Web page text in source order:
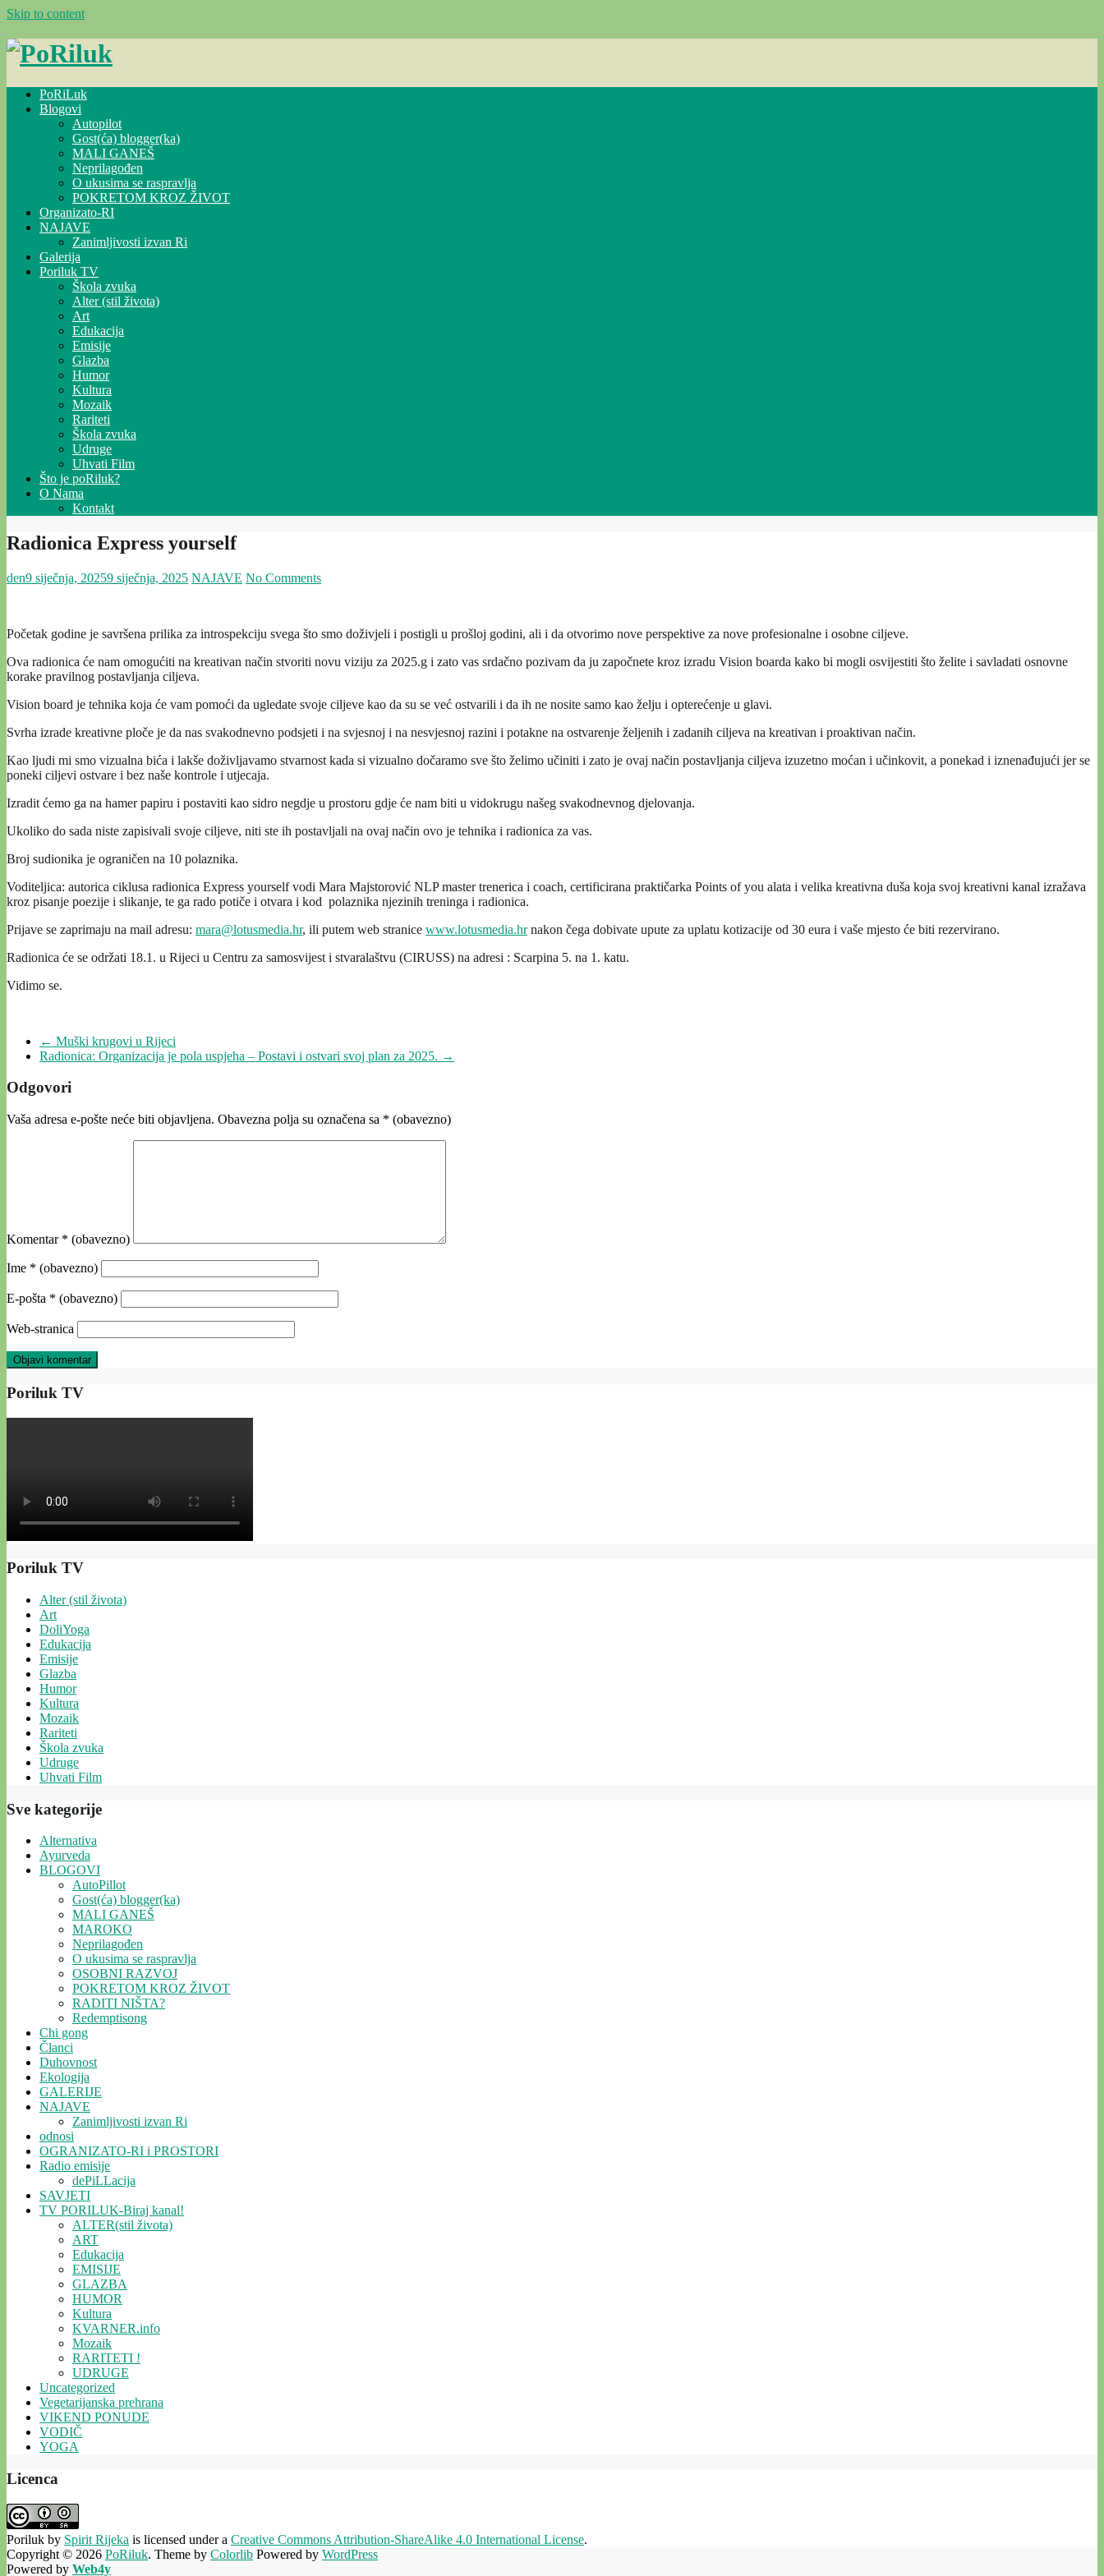
Skip to content
PoRiLuk
Blogovi
Autopilot
Gost(ća) blogger(ka)
MALI GANEŠ
Neprilagođen
O ukusima se raspravlja
POKRETOM KROZ ŽIVOT
Organizato-RI
NAJAVE
Zanimljivosti izvan Ri
Galerija
Poriluk TV
Škola zvuka
Alter (stil života)
Art
Edukacija
Emisije
Glazba
Humor
Kultura
Mozaik
Rariteti
Škola zvuka
Udruge
Uhvati Film
Što je poRiluk?
O Nama
Kontakt
Radionica Express yourself
den9 siječnja, 20259 siječnja, 2025 NAJAVE No Comments
Početak godine je savršena prilika za introspekciju svega što smo doživjeli i postigli u prošloj godini, ali i da otvorimo nove perspektive za nove profesionalne i osobne ciljeve.
Ova radionica će nam omogućiti na kreativan način stvoriti novu viziju za 2025.g i zato vas srdačno pozivam da ju započnete kroz izradu Vision boarda kako bi mogli osvijestiti što želite i savladati osnovne
korake pravilnog postavljanja ciljeva.
Vision board je tehnika koja će vam pomoći da ugledate svoje ciljeve kao da su se već ostvarili i da ih ne nosite samo kao želju i opterećenje u glavi.
Svrha izrade kreativne ploče je da nas svakodnevno podsjeti i na svjesnoj i na nesvjesnoj razini i potakne na ostvarenje željenih i zadanih ciljeva na kreativan i proaktivan način.
Kao ljudi mi smo vizualna bića i lakše doživljavamo stvarnost kada si vizualno dočaramo sve što želimo učiniti i zato je ovaj način postavljanja ciljeva izuzetno moćan i učinkovit, a ponekad i iznenađujući jer se
poneki ciljevi ostvare i bez naše kontrole i utjecaja.
Izradit ćemo ga na hamer papiru i postaviti kao sidro negdje u prostoru gdje će nam biti u vidokrugu našeg svakodnevnog djelovanja.
Ukoliko do sada niste zapisivali svoje ciljeve, niti ste ih postavljali na ovaj način ovo je tehnika i radionica za vas.
Broj sudionika je ograničen na 10 polaznika.
Voditeljica: autorica ciklusa radionica Express yourself vodi Mara Majstorović NLP master trenerica i coach, certificirana praktičarka Points of you alata i velika kreativna duša koja svoj kreativni kanal izražava
kroz pisanje poezije i slikanje, te ga rado potiče i otvara i kod polaznika njezinih treninga i radionica.
Prijave se zaprimaju na mail adresu: mara@lotusmedia.hr, ili putem web stranice www.lotusmedia.hrnakon čega dobivate upute za uplatu kotizacije od 30 eura i vaše mjesto će biti rezervirano.
Radionica će se održati 18.1. u Rijeci u Centru za samosvijest i stvaralaštvu (CIRUSS) na adresi : Scarpina 5. na 1. katu.
Vidimo se.
← Muški krugovi u Rijeci
Radionica: Organizacija je pola uspjeha – Postavi i ostvari svoj plan za 2025. →
Odgovori
Vaša adresa e-pošte neće biti objavljena. Obavezna polja su označena sa * (obavezno)
Komentar * (obavezno)
Ime * (obavezno)
E-pošta * (obavezno)
Web-stranica
Poriluk TV
Poriluk TV
Alter (stil života)
Art
DoliYoga
Edukacija
Emisije
Glazba
Humor
Kultura
Mozaik
Rariteti
Škola zvuka
Udruge
Uhvati Film
Sve kategorije
Alternativa
Ayurveda
BLOGOVI
AutoPillot
Gost(ća) blogger(ka)
MALI GANEŠ
MAROKO
Neprilagođen
O ukusima se raspravlja
OSOBNI RAZVOJ
POKRETOM KROZ ŽIVOT
RADITI NIŠTA?
Redemptisong
Chi gong
Članci
Duhovnost
Ekologija
GALERIJE
NAJAVE
Zanimljivosti izvan Ri
odnosi
OGRANIZATO-RI i PROSTORI
Radio emisije
dePiLLacija
SAVJETI
TV PORILUK-Biraj kanal!
ALTER(stil života)
ART
Edukacija
EMISIJE
GLAZBA
HUMOR
Kultura
KVARNER.info
Mozaik
RARITETI !
UDRUGE
Uncategorized
Vegetarijanska prehrana
VIKEND PONUDE
VODIČ
YOGA
Licenca
Poriluk by Spirit Rijeka is licensed under a Creative Commons Attribution-ShareAlike 4.0 International License.
Copyright © 2026 PoRiluk. Theme by Colorlib Powered by WordPress
Powered by Web4y